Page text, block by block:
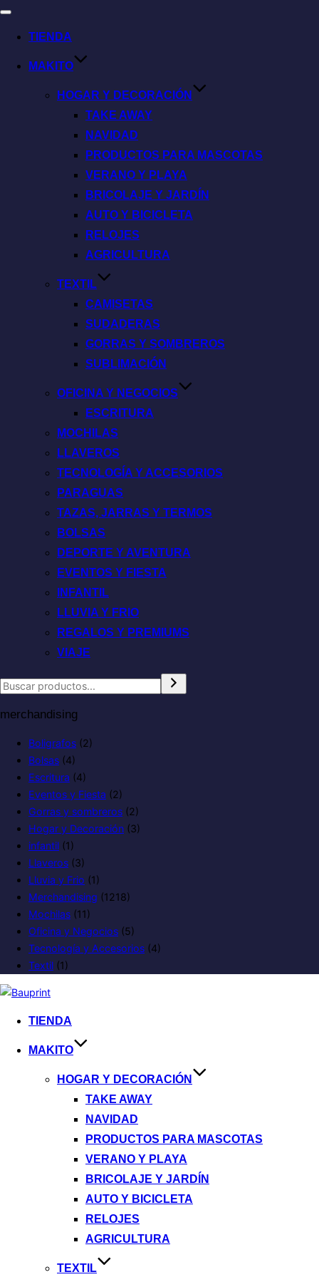
TIENDA
MAKITO
HOGAR Y DECORACIÓN
TAKE AWAY
NAVIDAD
PRODUCTOS PARA MASCOTAS
VERANO Y PLAYA
BRICOLAJE Y JARDÍN
AUTO Y BICICLETA
RELOJES
AGRICULTURA
TEXTIL
CAMISETAS
SUDADERAS
GORRAS Y SOMBREROS
SUBLIMACIÓN
OFICINA Y NEGOCIOS
ESCRITURA
MOCHILAS
LLAVEROS
TECNOLOGÍA Y ACCESORIOS
PARAGUAS
TAZAS, JARRAS Y TERMOS
BOLSAS
DEPORTE Y AVENTURA
EVENTOS Y FIESTA
INFANTIL
LLUVIA Y FRIO
REGALOS Y PREMIUMS
VIAJE
merchandising
Boligrafos (2)
Bolsas (4)
Escritura (4)
Eventos y Fiesta (2)
Gorras y sombreros (2)
Hogar y Decoración (3)
infantil (1)
Llaveros (3)
Lluvia y Frio (1)
Merchandising (1218)
Mochilas (11)
Oficina y Negocios (5)
Tecnología y Accesorios (4)
Textil (1)
TIENDA
MAKITO
HOGAR Y DECORACIÓN
TAKE AWAY
NAVIDAD
PRODUCTOS PARA MASCOTAS
VERANO Y PLAYA
BRICOLAJE Y JARDÍN
AUTO Y BICICLETA
RELOJES
AGRICULTURA
TEXTIL